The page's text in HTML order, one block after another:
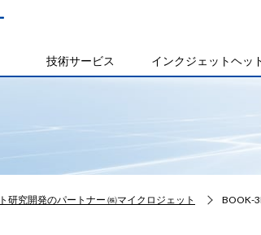
技術サービス インクジェットヘッ
研究開発のパートナー ㈱マイクロジェット BOOK-